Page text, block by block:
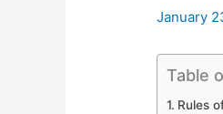
January
Table
Rules